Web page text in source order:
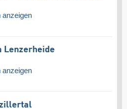
Lenzerheide